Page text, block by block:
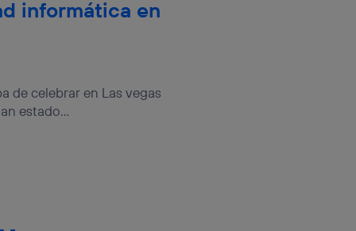
informática en
de celebrar en Las vegas
estado...